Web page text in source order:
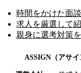
時間をかけた面
求人を厳選して
親身に選考対策
ASSIGN（アサイ